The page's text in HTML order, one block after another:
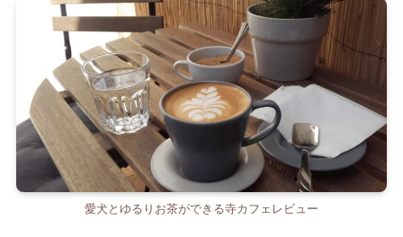
愛犬とゆるりお茶ができる寺カフェレビュー